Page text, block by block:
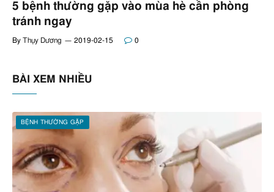
5 bệnh thường gặp vào mùa hè cần phòng
tránh ngay
By Thụy Dương 2019-02-15 0
BÀI XEM NHIỀU
BỆNH THƯỜNG GẶP